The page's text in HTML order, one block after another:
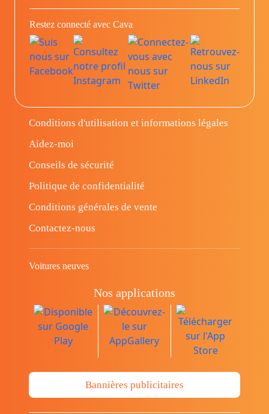
Restez connecté avec Cava
Conditions d'utilisation et informations légales
Aidez-moi
Conseils de sécurité
Politique de confidentialité
Conditions générales de vente
Contactez-nous
Voitures neuves
Nos applications
Bannières publicitaires